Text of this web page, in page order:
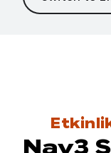
Nav3